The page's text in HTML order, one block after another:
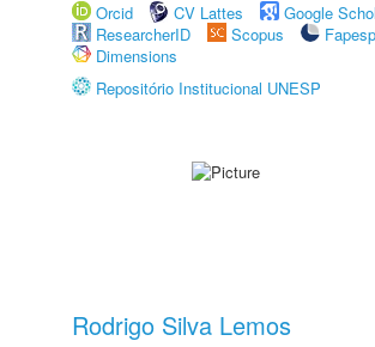
Orcid
CV Lattes
Google
ResearcherID
Scopus
Fapesp
Dimensions
Repositório Institucional UNESP
Rodrigo Silva Lemos